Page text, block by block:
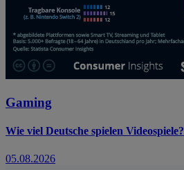
Gaming
Wie viel Deutsche spielen Videospiele?
05.08.2026